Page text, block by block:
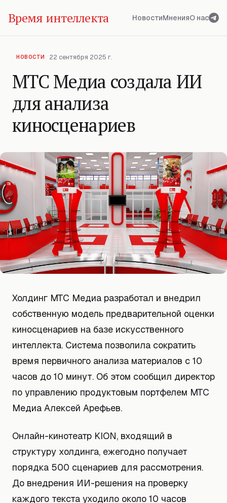
Время интеллекта НовостиМненияО нас
НОВОСТИ 22 сентября 2025 г.
МТС Медиа создала ИИ
для анализа
киносценариев
Холдинг МТС Медиа разработал и внедрил
собственную модель предварительной оценки
киносценариев на базе искусственного
интеллекта. Система позволила сократить
время первичного анализа материалов с 10
часов до 10 минут. Об этом сообщил директор
по управлению продуктовым портфелем МТС
Медиа Алексей Арефьев.
Онлайн-кинотеатр KION, входящий в
структуру холдинга, ежегодно получает
порядка 500 сценариев для рассмотрения.
До внедрения ИИ-решения на проверку
каждого текста уходило около 10 часов